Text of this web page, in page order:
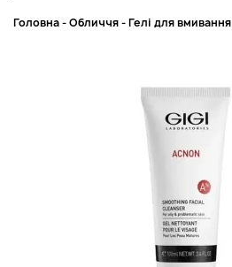
Головна-Обличчя-Гелі для вмивання